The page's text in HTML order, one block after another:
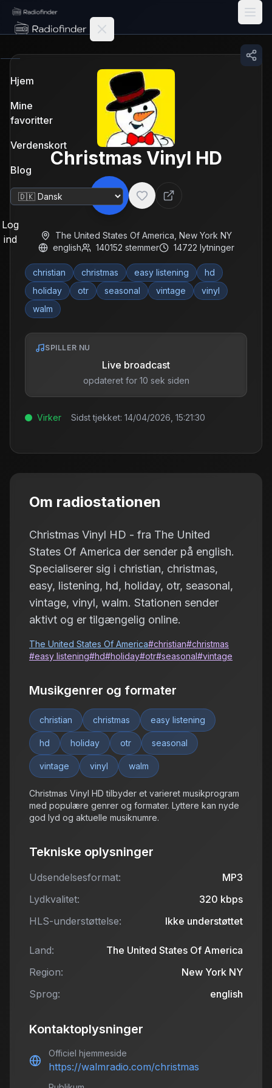
Radiofinder home
Hjem
Mine
favoritter
Verdenskort
Blog
Skift sprog
Log
ind
Christmas Vinyl HD
The United States Of America New York NY
english
140152 stemmer 14722 lytninger
christian christmas easy listening
hd
holiday
otr seasonal vintage
vinyl
walm
SPILLER NU
Live broadcast
opdateret for 10 sek siden
Virker Sidst tjekket: 14/04/2026, 15:21:30
Om radiostationen
Christmas Vinyl HD - fra The United
States Of America der sender på english.
Specialiserer sig i christian, christmas,
easy, listening, hd, holiday, otr, seasonal,
vintage, vinyl, walm. Stationen sender
aktivt og er tilgængelig online.
The United States Of America#christian#christmas
#easy listening#hd#holiday#otr#seasonal#vintage
Musikgenrer og formater
christian christmas easy listening
hd holiday otr seasonal
vintage vinyl walm
Christmas Vinyl HD tilbyder et varieret musikprogram
med populære genrer og formater. Lyttere kan nyde
god lyd og aktuelle musiknumre.
Tekniske oplysninger
Udsendelsesformat:
MP3
Lydkvalitet:
320 kbps
HLS-understøttelse:
Ikke understøttet
Land:
The United States Of America
Region:
New York NY
Sprog:
english
Kontaktoplysninger
Officiel hjemmeside
https://walmradio.com/christmas